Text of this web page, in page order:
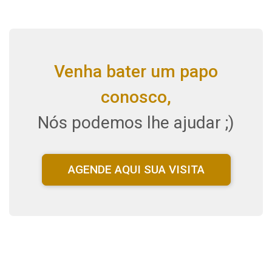
Venha bater um papo
conosco,
Nós podemos lhe ajudar ;)
AGENDE AQUI SUA VISITA